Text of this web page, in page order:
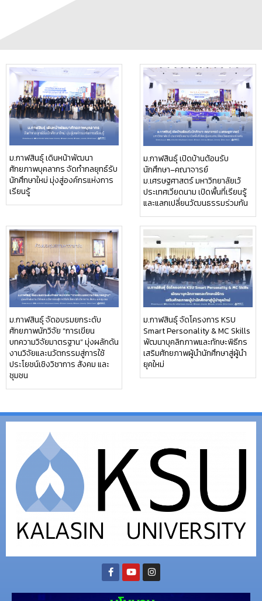
ม.กาฬสินธุ์ เดินหน้าพัฒนา
ศักยภาพบุคลากร จัดทำกลยุทธ์รับ
นักศึกษาใหม่ มุ่งสู่องค์กรแห่งการ
เรียนรู้
ม.กาฬสินธุ์ เปิดบ้านต้อนรับ
นักศึกษา–คณาจารย์
ม.เศรษฐศาสตร์ มหาวิทยาลัยเว้
ประเทศเวียดนาม เปิดพื้นที่เรียนรู้
และแลกเปลี่ยนวัฒนธรรมร่วมกัน
ม.กาฬสินธุ์ จัดอบรมยกระดับ
ศักยภาพนักวิจัย “การเขียน
บทความวิจัยมาตรฐาน” มุ่งผลักดัน
งานวิจัยและนวัตกรรมสู่การใช้
ประโยชน์เชิงวิชาการ สังคม และ
ชุมชน
ม.กาฬสินธุ์ จัดโครงการ KSU
Smart Personality & MC Skills
พัฒนาบุคลิกภาพและทักษะพิธีกร
เสริมศักยภาพผู้นำนักศึกษาสู่ผู้นำ
ยุคใหม่